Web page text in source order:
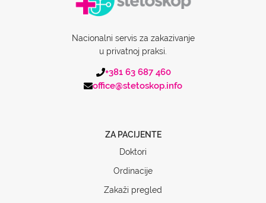
Nacionalni servis za zakazivanje
u privatnoj praksi.
+381 63 687 460
office@stetoskop.info
ZA PACIJENTE
Doktori
Ordinacije
Zakaži pregled